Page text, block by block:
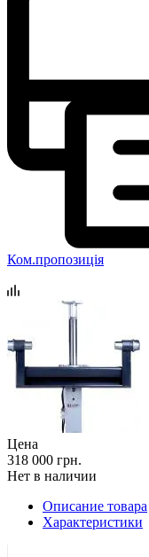
Ком.пропозиція
Цена
318 000 грн.
Нет в наличии
Описание товара
Характеристики